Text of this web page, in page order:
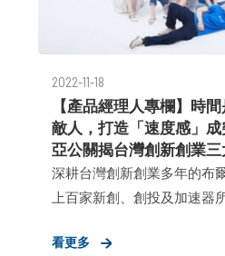
2022-11-18
【產品經理人專欄】時
敵人，打造「速度感」
亞公關揭台灣創新創業三
深耕台灣創新創業多年的布
上百家新創、創投及加速器
畫，但針對利害關係人溝通
看更多